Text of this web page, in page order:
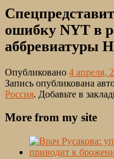
ошибку NYT в
аббревиатуры
Опубликовано 4 апреля,
Запись опубликована
Россия. Добавьте в
More from my site